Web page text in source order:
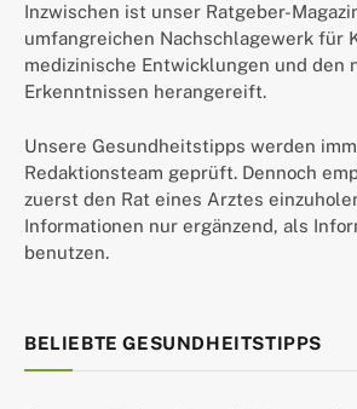
Inzwischen ist unser Ratgeber-
umfangreichen Nachschlagewerk für
medizinische Entwicklungen und den
Erkenntnissen herangereift.
Unsere Gesundheitstipps werden
Redaktionsteam geprüft. Dennoch
zuerst den Rat eines Arztes
Informationen nur ergänzend, als
benutzen.
BELIEBTE GESUNDHEITSTIPPS